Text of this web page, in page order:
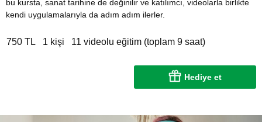
bu kursta, sanat tarihine de değinilir ve katılımcı, videolarla birlikte
kendi uygulamalarıyla da adım adım ilerler.
750 TL 1 kişi 11 videolu eğitim (toplam 9 saat)
Hediye et